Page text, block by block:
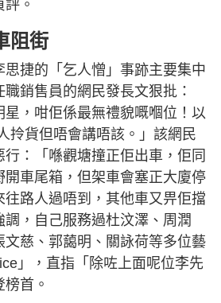
。
阻街
思捷的「乞人憎」事跡主要集中
銷售員的網民發長文狠批：
星，咁佢係最無禮貌嘅嗰位！以
拎貨但唔會講唔該。」該網民
：「喺觀塘撞正佢出車，佢同
車尾箱，但架車會塞正大廈停
往路人過唔到，其他車又畀佢擋
，自己服務過杜汶澤、周潤
慈、郭藹明、關詠荷等多位藝
」，直指「除咗上面呢位李先
首。